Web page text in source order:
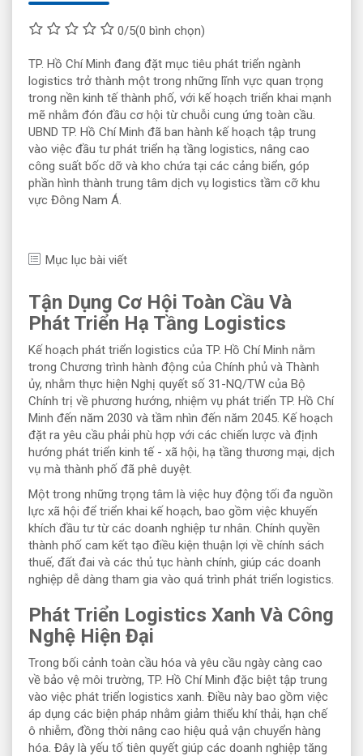
0/5(0 bình chọn)
TP. Hồ Chí Minh đang đặt mục tiêu phát triển ngành
logistics trở thành một trong những lĩnh vực quan trọng
trong nền kinh tế thành phố, với kế hoạch triển khai mạnh
mẽ nhằm đón đầu cơ hội từ chuỗi cung ứng toàn cầu.
UBND TP. Hồ Chí Minh đã ban hành kế hoạch tập trung
vào việc đầu tư phát triển hạ tầng logistics, nâng cao
công suất bốc dỡ và kho chứa tại các cảng biển, góp
phần hình thành trung tâm dịch vụ logistics tầm cỡ khu
vực Đông Nam Á.
Mục lục bài viết
Tận Dụng Cơ Hội Toàn Cầu Và
Phát Triển Hạ Tầng Logistics
Kế hoạch phát triển logistics của TP. Hồ Chí Minh nằm
trong Chương trình hành động của Chính phủ và Thành
ủy, nhằm thực hiện Nghị quyết số 31-NQ/TW của Bộ
Chính trị về phương hướng, nhiệm vụ phát triển TP. Hồ Chí
Minh đến năm 2030 và tầm nhìn đến năm 2045. Kế hoạch
đặt ra yêu cầu phải phù hợp với các chiến lược và định
hướng phát triển kinh tế - xã hội, hạ tầng thương mại, dịch
vụ mà thành phố đã phê duyệt.
Một trong những trọng tâm là việc huy động tối đa nguồn
lực xã hội để triển khai kế hoạch, bao gồm việc khuyến
khích đầu tư từ các doanh nghiệp tư nhân. Chính quyền
thành phố cam kết tạo điều kiện thuận lợi về chính sách
thuế, đất đai và các thủ tục hành chính, giúp các doanh
nghiệp dễ dàng tham gia vào quá trình phát triển logistics.
Phát Triển Logistics Xanh Và Công
Nghệ Hiện Đại
Trong bối cảnh toàn cầu hóa và yêu cầu ngày càng cao
về bảo vệ môi trường, TP. Hồ Chí Minh đặc biệt tập trung
vào việc phát triển logistics xanh. Điều này bao gồm việc
áp dụng các biện pháp nhằm giảm thiểu khí thải, hạn chế
ô nhiễm, đồng thời nâng cao hiệu quả vận chuyển hàng
hóa. Đây là yếu tố tiên quyết giúp các doanh nghiệp tăng